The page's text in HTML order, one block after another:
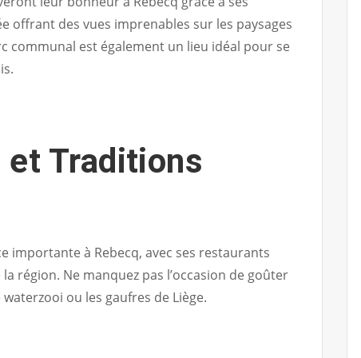
offrant des vues imprenables sur les paysages
communal est également un lieu idéal pour se
et Traditions
importante à Rebecq, avec ses restaurants
région. Ne manquez pas l’occasion de goûter
ou les gaufres de Liège.